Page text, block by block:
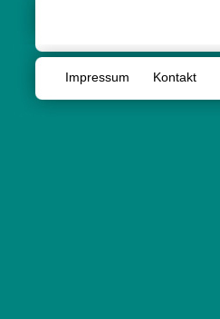
Impressum Kontakt